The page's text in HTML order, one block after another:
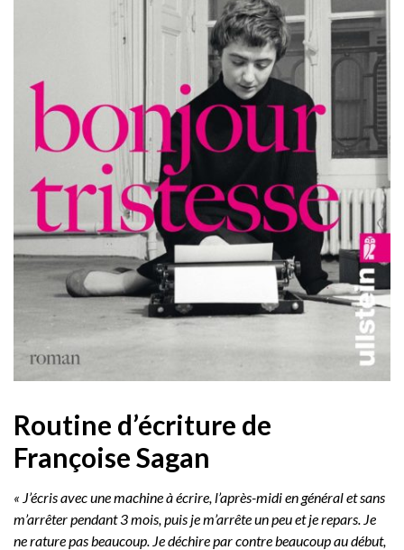
Routine d’écriture de
Françoise Sagan
« J’écris avec une machine à écrire, l’après-midi en général et sans
m’arrêter pendant 3 mois, puis je m’arrête un peu et je repars. Je
ne rature pas beaucoup. Je déchire par contre beaucoup au début,